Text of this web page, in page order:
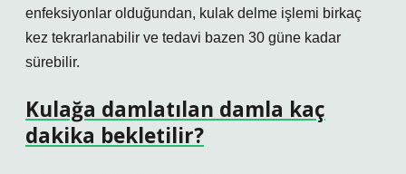
enfeksiyonlar olduğundan, kulak delme işlemi birkaç
kez tekrarlanabilir ve tedavi bazen 30 güne kadar
sürebilir.
Kulağa damlatılan damla kaç
dakika bekletilir?